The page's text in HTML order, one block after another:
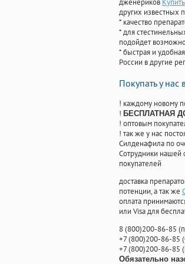
дженериков
других известных
* качество
* для
подойдет
* быстрая и
России в другие
Покупать у нас
! каждому новому
! БЕСПЛАТНАЯ
! оптовым
! так же у нас
Силденафила по
Cотрудники нашей
покупателей
доставка
потенции, а так же
оплата
или Visa для
8(800)200-86-85 (
+7(800)200-86-85 (
+7(800)200-86-85 (
Обязательно